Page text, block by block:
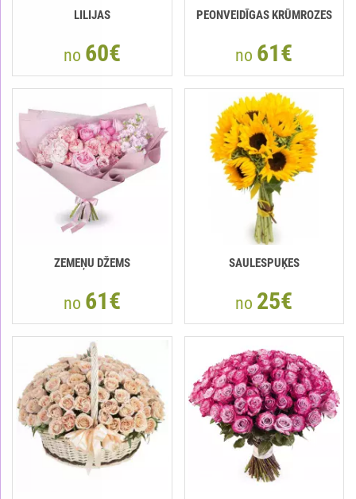
LILIJAS
no 60€
PEONVEIDĪGAS KRŪMROZES
no 61€
ZEMEŅU DŽEMS
no 61€
SAULESPUĶES
no 25€